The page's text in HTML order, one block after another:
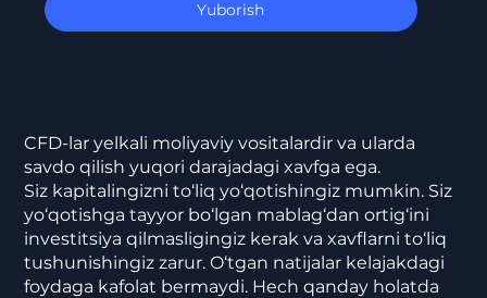
Yuborish
CFD-lar yelkali moliyaviy vositalardir va ularda
savdo qilish yuqori darajadagi xavfga ega.
Siz kapitalingizni to‘liq yo‘qotishingiz mumkin. Siz
yo‘qotishga tayyor bo‘lgan mablag‘dan ortig‘ini
investitsiya qilmasligingiz kerak va xavflarni to‘liq
tushunishingiz zarur. O‘tgan natijalar kelajakdagi
foydaga kafolat bermaydi. Hech qanday holatda